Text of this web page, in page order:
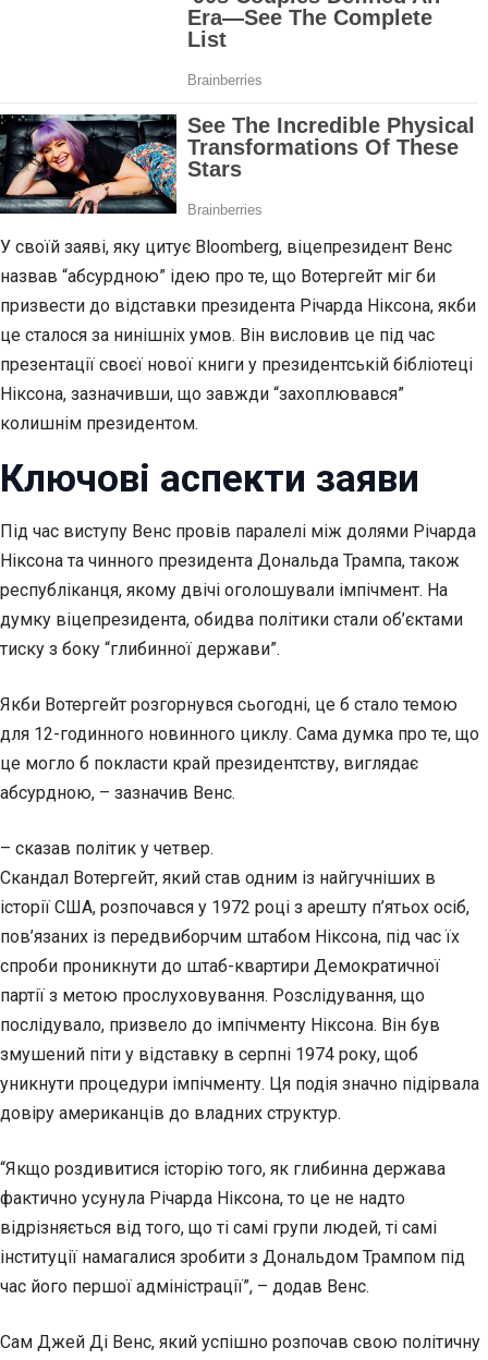
У своїй заяві, яку цитує Bloomberg, віцепрезидент Венс
назвав “абсурдною” ідею про те, що Вотергейт міг би
призвести до відставки президента Річарда Ніксона, якби
це сталося за нинішніх умов. Він висловив це під час
презентації своєї нової книги у президентській бібліотеці
Ніксона, зазначивши, що завжди “захоплювався”
колишнім президентом.
Ключові аспекти заяви
Під час виступу Венс провів паралелі між долями Річарда
Ніксона та чинного президента Дональда Трампа, також
республіканця, якому двічі оголошували імпічмент. На
думку віцепрезидента, обидва політики стали об’єктами
тиску з боку “глибинної держави”.
Якби Вотергейт розгорнувся сьогодні, це б стало темою
для 12-годинного новинного циклу. Сама думка про те, що
це могло б покласти край президентству, виглядає
абсурдною, – зазначив Венс.
– сказав політик у четвер.
Скандал Вотергейт, який став одним із найгучніших в
історії США, розпочався у 1972 році з арешту п’ятьох осіб,
пов’язаних із передвиборчим штабом Ніксона, під час їх
спроби проникнути до штаб-квартири Демократичної
партії з метою прослуховування. Розслідування, що
послідувало, призвело до імпічменту Ніксона. Він був
змушений піти у відставку в серпні 1974 року, щоб
уникнути процедури імпічменту. Ця подія значно підірвала
довіру американців до владних структур.
“Якщо роздивитися історію того, як глибинна держава
фактично усунула Річарда Ніксона, то це не надто
відрізняється від того, що ті самі групи людей, ті самі
інституції намагалися зробити з Дональдом Трампом під
час його першої адміністрації”, – додав Венс.
Сам Джей Ді Венс, який успішно розпочав свою політичну